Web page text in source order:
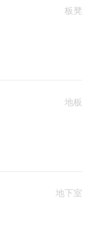
板凳
地板
地下室